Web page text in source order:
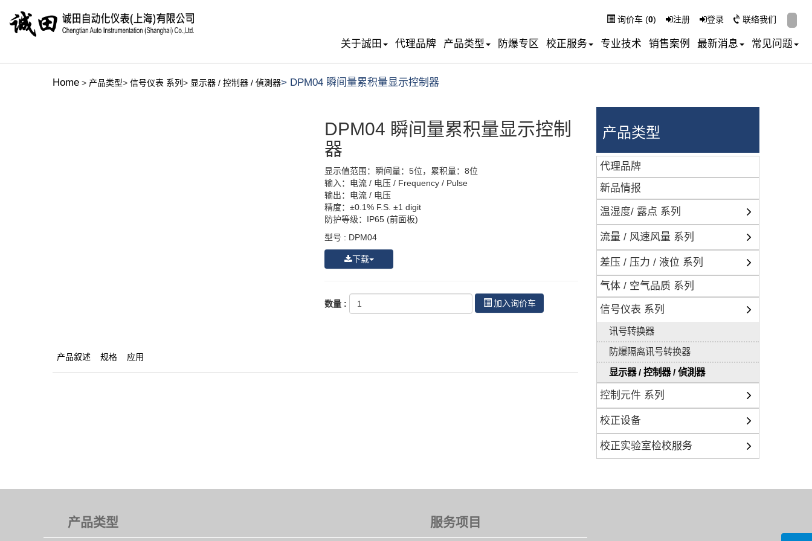
询价车 (0) 注册 登录 联络我们
关于誠田 代理品牌 产品类型 防爆专区 校正服务 专业技术 销售案例 最新消息 常见问题
Home > 产品类型> 信号仪表 系列 > 显示器 / 控制器 / 偵測器> DPM04 瞬间量累积量显示控制器
DPM04 瞬间量累积量显示控制
器
显示值范围：瞬间量：5位，累积量：8位
输入：电流 / 电压 / Frequency / Pulse
输出：电流 / 电压
精度：±0.1% F.S. ±1 digit
防护等级：IP65 (前面板)
型号 : DPM04
下载
数量 : 加入询价车
产品叙述 规格 应用
产品类型
代理品牌
新品情报
温湿度/ 露点 系列
流量 / 风速风量 系列
差压 / 压力 / 液位 系列
气体 / 空气品质 系列
信号仪表 系列
讯号转换器
防爆隔离讯号转换器
显示器 / 控制器 / 偵測器
控制元件 系列
校正设备
校正实验室检校服务
产品类型 服务项目